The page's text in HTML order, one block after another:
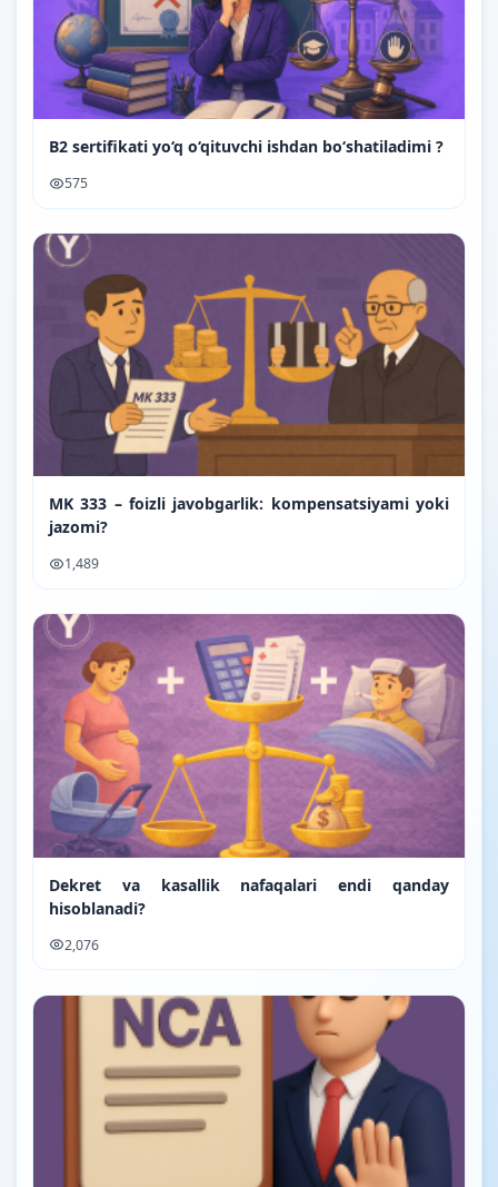
B2 sertifikati yo‘q o‘qituvchi ishdan bo‘shatiladimi ?
575
MK 333 – foizli javobgarlik: kompensatsiyami yoki
jazomi?
1,489
Dekret va kasallik nafaqalari endi qanday
hisoblanadi?
2,076